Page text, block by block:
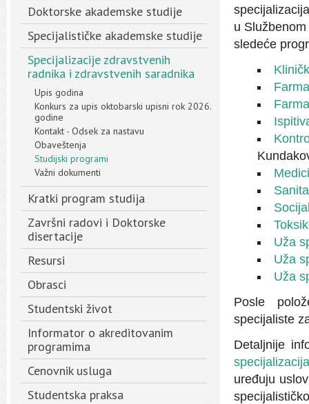
Doktorske akademske studije
Specijalističke akademske studije
Specijalizacije zdravstvenih
radnika i zdravstvenih saradnika
Upis godina
Konkurs za upis oktobarski upisni rok 2026.
godine
Kontakt - Odsek za nastavu
Obaveštenja
Studijski programi
Važni dokumenti
Kratki program studija
Završni radovi i Doktorske
disertacije
Resursi
Obrasci
Studentski život
Informator o akreditovanim
programima
Cenovnik usluga
Studentska praksa
u
sledeće
Uža
Uža
Uža
Posle
specijaliste
Detaljnije
uređuju